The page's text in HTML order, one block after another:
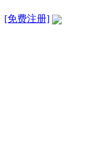
[免费注册]